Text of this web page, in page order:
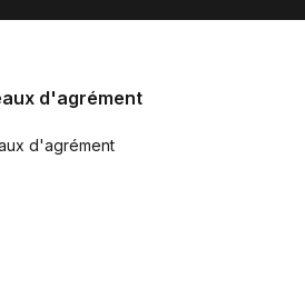
d'agrément
d'agrément